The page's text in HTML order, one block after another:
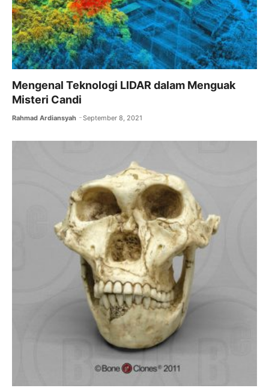
Mengenal Teknologi LIDAR dalam Menguak
Misteri Candi
Rahmad Ardiansyah September 8, 2021